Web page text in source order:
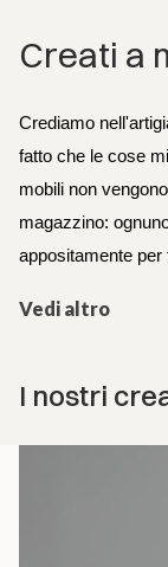
Creati a
Crediamo
fatto che le cose
mobili non
magazzino:
appositamente per
Vedi altro
I nostri